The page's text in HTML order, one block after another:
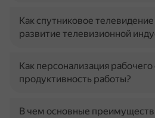
Как спутниковое
развитие телевизионной
Как персонализация рабочего
продуктивность работы?
В чем основные